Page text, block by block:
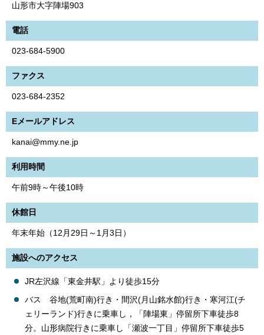
山形市大字陣場903
電話
023-684-5900
ファクス
023-684-2352
Eメールアドレス
kanai@mmy.ne.jp
利用時間
午前9時～午後10時
休館日
年末年始（12月29日～1月3日）
施設へのアクセス
JR左沢線「東金井駅」より徒歩15分
バス 谷地(荒町南)行き・間沢(月山銘水館)行き・寒河江(チ
ェリーランド)行きに乗車し，「陣場東」停留所下車徒歩8
分。山形病院行きに乗車し「瀬波一丁目」停留所下車徒歩5